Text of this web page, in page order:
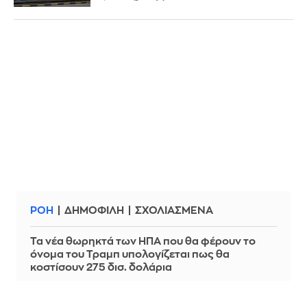
ΡΟΗ ΔΗΜΟΦΙΛΗ ΣΧΟΛΙΑΣΜΕΝΑ
Τα νέα θωρηκτά των ΗΠΑ που θα φέρουν το
όνομα του Τραμπ υπολογίζεται πως θα
κοστίσουν 275 δισ. δολάρια